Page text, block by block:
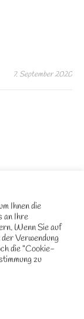
7. September 2020
Bard Theme vonWP
Ihnen die
an Ihre
Wenn Sie auf
Verwendung
die "Cookie-
zu